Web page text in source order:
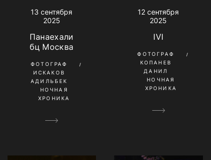
13 сентября
2025
Панаехали
бц Москва
ФОТОГРАФ
ИСКАКОВ
АДИЛЬБЕК
НОЧНАЯ
ХРОНИКА
12 сентября
2025
IVI
ФОТОГРАФ
КОПАНЕВ
ДАНИЛ
НОЧНАЯ
ХРОНИКА